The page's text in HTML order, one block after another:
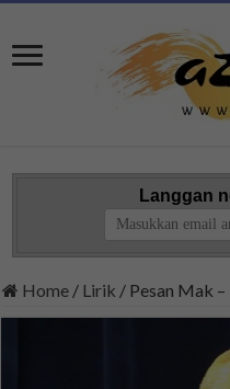
Langgan
Home / Lirik / Pesan Mak